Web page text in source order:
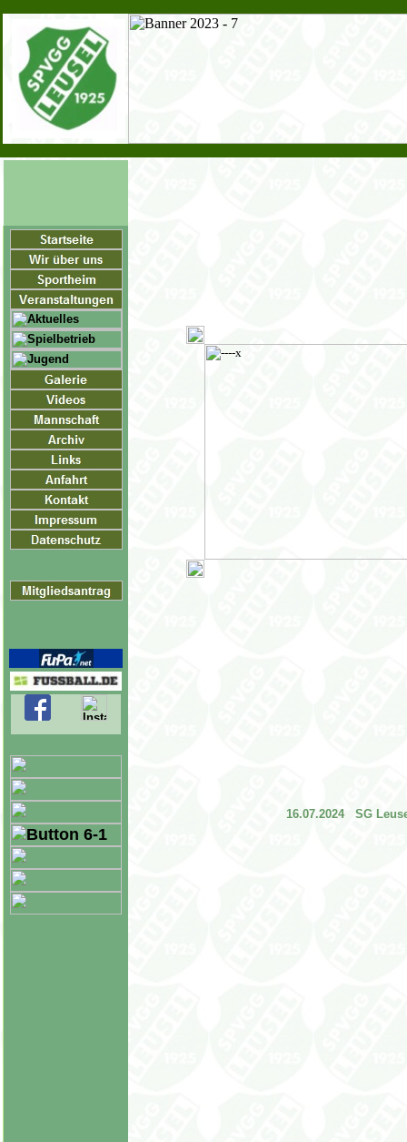
16.07.2024 SG